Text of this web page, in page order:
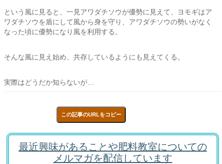
という風に見ると、一見アワダチソウが優勢に見えて、ヨモギはア
ワダチソウを盾にして風から身を守り、アワダチソウの勢いがなく
なった頃に優勢になり風を利用する。
そんな風に見え始め、共存しているようにも見えてくる。
実際はどうだか知らないが…
この記事のURLをコピー
最近興味があることや肥料教室についての
メルマガを配信しています